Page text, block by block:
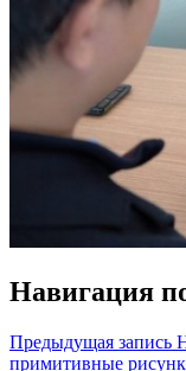
Навигация
Предыдущая запись
примитивные